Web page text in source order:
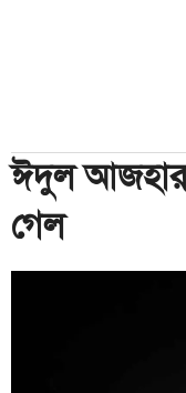
ঈদুল আজহার
গেল